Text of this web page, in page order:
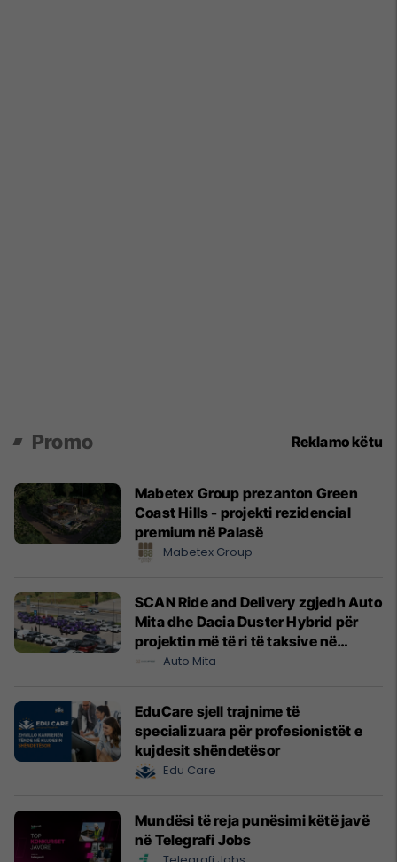
Promo Reklamo këtu
Mabetex Group prezanton Green
Coast Hills - projekti rezidencial
premium në Palasë
Mabetex Group
SCAN Ride and Delivery zgjedh Auto
Mita dhe Dacia Duster Hybrid për
projektin më të ri të taksive në
Prishtinë
Auto Mita
EduCare sjell trajnime të
specializuara për profesionistët e
kujdesit shëndetësor
Edu Care
Mundësi të reja punësimi këtë javë
në Telegrafi Jobs